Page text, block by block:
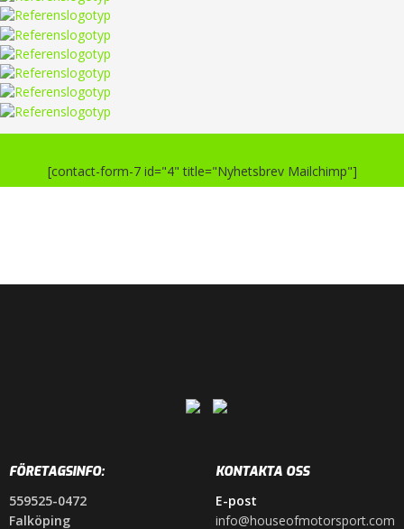
[contact-form-7 id="4" title="Nyhetsbrev Mailchimp"]
FÖRETAGSINFO:
559525-0472
Falköping
KONTAKTA OSS
E-post
info@houseofmotorsport.com